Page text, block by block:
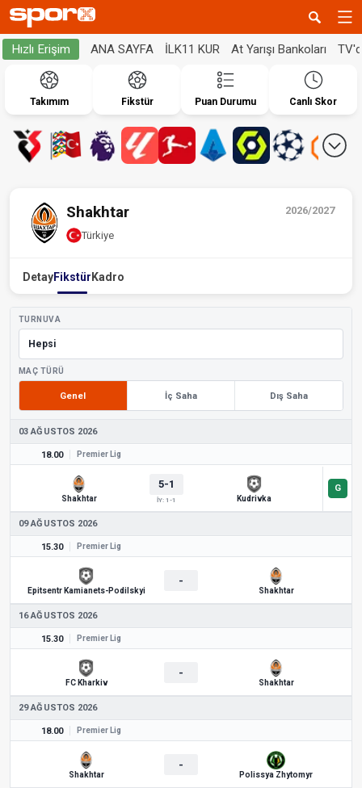
Hızlı Erişim ANA SAYFA İLK11 KUR At Yarışı Bankoları
Takımım Fikstür Puan Durumu Canlı Skor
2026/2027
Shakhtar
Türkiye
DetayFikstür Kadro
TURNUVA
MAÇ TÜRÜ
Genel İç Saha Dış Saha
03 AĞUSTOS 2026
18.00 Premier Lig
Shakhtar
5-1
İY: 1-1 Kudrivka
09 AĞUSTOS 2026
15.30 Premier Lig
Epitsentr Kamianets-Podilskyi
-
Shakhtar
16 AĞUSTOS 2026
15.30 Premier Lig
FC Kharkiv
-
Shakhtar
29 AĞUSTOS 2026
18.00 Premier Lig
Shakhtar
-
Polissya Zhytomyr